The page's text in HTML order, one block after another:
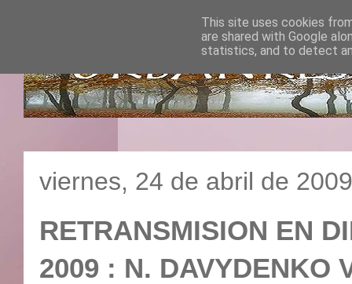
viernes, 24 de abril de 2009
RETRANSMISION EN
2009 : N. DAVYDENKO
This site uses cookies
are shared with Google
statistics, and to detect